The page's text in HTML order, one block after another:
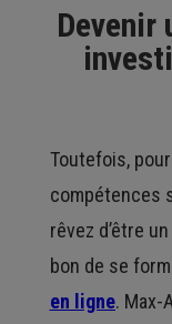
Devenir
Toutefois,
compétences
rêvez d’être
bon de se
en ligne. Max-